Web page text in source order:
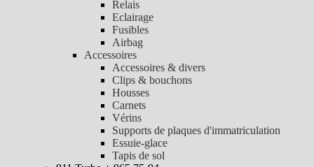
Relais
Eclairage
Fusibles
Airbag
Accessoires
Accessoires & divers
Clips & bouchons
Housses
Carnets
Vérins
Supports de plaques d'immatriculation
Essuie-glace
Tapis de sol